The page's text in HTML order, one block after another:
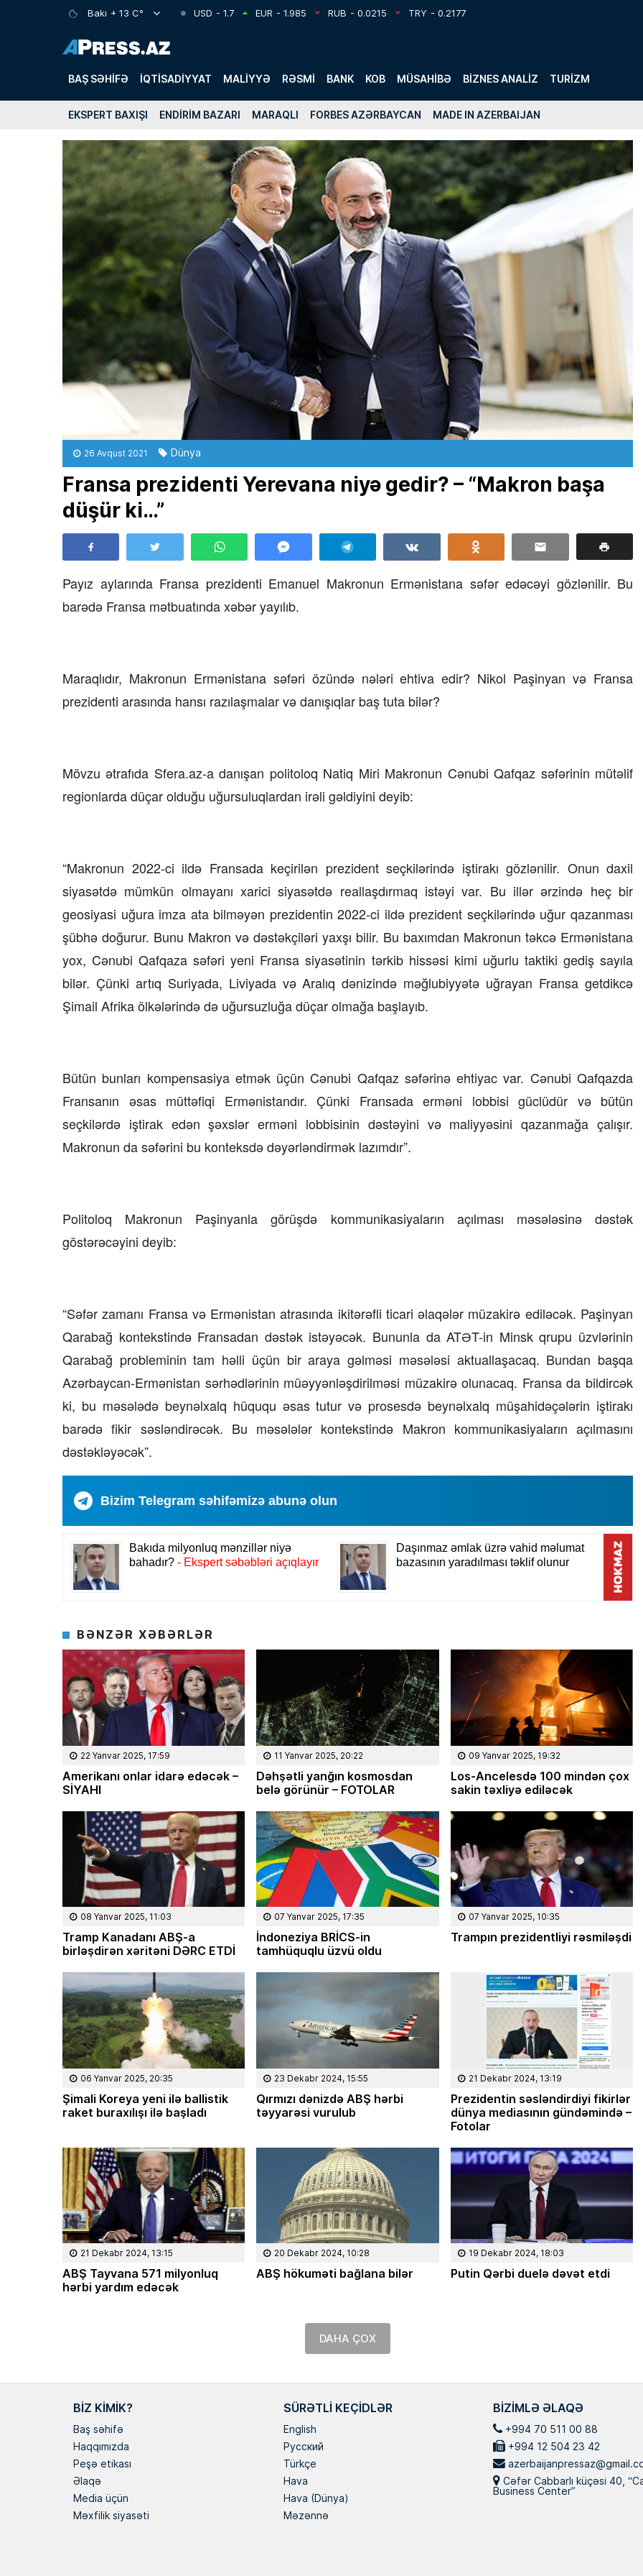
Bakı + 13 C° USD - 1.7 EUR - 1.985 RUB - 0.0215 TRY - 0.2177
BAŞ SƏHIFƏ İQTISADIYYAT MALIYYƏ RƏSMI BANK KOB MÜSAHIBƏ BIZNES ANALIZ TURIZM
EKSPERT BAXIŞI ENDIRIM BAZARI MARAQLI FORBES AZƏRBAYCAN MADE IN AZERBAIJAN
26 Avqust 2021 Dünya
Fransa prezidenti Yerevana niyə gedir? – “Makron başa
düşür ki…”
Payız aylarında Fransa prezidenti Emanuel Makronun Ermənistana səfər edəcəyi gözlənilir. Bu
barədə Fransa mətbuatında xəbər yayılıb.
Maraqlıdır, Makronun Ermənistana səfəri özündə nələri ehtiva edir? Nikol Paşinyan və Fransa
prezidenti arasında hansı razılaşmalar və danışıqlar baş tuta bilər?
Mövzu ətrafıda Sfera.az-a danışan politoloq Natiq Miri Makronun Cənubi Qafqaz səfərinin mütəlif
regionlarda düçar olduğu uğursuluqlardan irəli gəldiyini deyib:
“Makronun 2022-ci ildə Fransada keçirilən prezident seçkilərində iştirakı gözlənilir. Onun daxil
siyasətdə mümkün olmayanı xarici siyasətdə reallaşdırmaq istəyi var. Bu illər ərzində heç bir
geosiyasi uğura imza ata bilməyən prezidentin 2022-ci ildə prezident seçkilərində uğur qazanması
şübhə doğurur. Bunu Makron və dəstəkçiləri yaxşı bilir. Bu baxımdan Makronun təkcə Ermənistana
yox, Cənubi Qafqaza səfəri yeni Fransa siyasətinin tərkib hissəsi kimi uğurlu taktiki gediş sayıla
bilər. Çünki artıq Suriyada, Liviyada və Aralıq dənizində məğlubiyyətə uğrayan Fransa getdikcə
Şimail Afrika ölkələrində də uğursuzluğa düçar olmağa başlayıb.
Bütün bunları kompensasiya etmək üçün Cənubi Qafqaz səfərinə ehtiyac var. Cənubi Qafqazda
Fransanın əsas müttəfiqi Ermənistandır. Çünki Fransada erməni lobbisi güclüdür və bütün
seçkilərdə iştirak edən şəxslər erməni lobbisinin dəstəyini və maliyyəsini qazanmağa çalışır.
Makronun da səfərini bu konteksdə dəyərləndirmək lazımdır”.
Politoloq Makronun Paşinyanla görüşdə kommunikasiyaların açılması məsələsinə dəstək
göstərəcəyini deyib:
“Səfər zamanı Fransa və Ermənistan atrasında ikitərəfli ticari əlaqələr müzakirə ediləcək. Paşinyan
Qarabağ kontekstində Fransadan dəstək istəyəcək. Bununla da ATƏT-in Minsk qrupu üzvlərinin
Qarabağ probleminin tam həlli üçün bir araya gəlməsi məsələsi aktuallaşacaq. Bundan başqa
Azərbaycan-Ermənistan sərhədlərinin müəyyənləşdirilməsi müzakirə olunacaq. Fransa da bildircək
ki, bu məsələdə beynəlxalq hüququ əsas tutur və prosesdə beynəlxalq müşahidəçələrin iştirakı
barədə fikir səsləndirəcək. Bu məsələlər kontekstində Makron kommunikasiyaların açılmasını
dəstəkləyəcək”.
Bizim Telegram səhifəmizə abunə olun
BƏNZƏR XƏBƏRLƏR
22 Yanvar 2025, 17:59
Amerikanı onlar idarə edəcək –
SİYAHI
11 Yanvar 2025, 20:22
Dəhşətli yanğın kosmosdan
belə görünür – FOTOLAR
09 Yanvar 2025, 19:32
Los-Ancelesdə 100 mindən çox
sakin təxliyə ediləcək
08 Yanvar 2025, 11:03
Tramp Kanadanı ABŞ-a
birləşdirən xəritəni DƏRC ETDİ
07 Yanvar 2025, 17:35
İndoneziya BRİCS-in
tamhüquqlu üzvü oldu
07 Yanvar 2025, 10:35
Trampın prezidentliyi rəsmiləşdi
06 Yanvar 2025, 20:35
Şimali Koreya yeni ilə ballistik
raket buraxılışı ilə başladı
23 Dekabr 2024, 15:55
Qırmızı dənizdə ABŞ hərbi
təyyarəsi vurulub
21 Dekabr 2024, 13:19
Prezidentin səsləndirdiyi fikirlər
dünya mediasının gündəmində –
Fotolar
21 Dekabr 2024, 13:15
ABŞ Tayvana 571 milyonluq
hərbi yardım edəcək
20 Dekabr 2024, 10:28
ABŞ hökuməti bağlana bilər
19 Dekabr 2024, 18:03
Putin Qərbi duelə dəvət etdi
DAHA ÇOX
qarşısı necə
Müəssisələrin qiymətləndirilməsi
Bakıda milyonluq mənzillər niyə
08 Fevral 2024, 15:32
Sabir poeziyası –
Memarlıq və İnşaat
İqtisad elmləri doktorudur.
05 Fevral 2024, 16:59
Niyə İlham Əliyev və ya 20
ilin tamamında 20 səbəb… –
bilmədiyim taleyüklü məsələləri, planları,
Əliyev başa çatdıra biləcək. Mən […]
Mikayıl Mirzəzadə
24 İyun 2022, 17:14
Türkiyə iqtidarı və müxalifəti
seçkilərə qatılacaq, yoxsa…
Seçkilərə bir ildən çox vaxt qalmasına
baxmayaraq, Türkiyə cəmiyyətində
indidən müzakirələr […]
BIZ KIMIK?
Baş səhifə
Haqqımızda
Peşə etikası
Əlaqə
Media üçün
Məxfilik siyasəti
SÜRƏTLI KEÇIDLƏR
English
Русский
Türkçe
Hava
Hava (Dünya)
Məzənnə
BIZIMLƏ ƏLAQƏ
+994 70 511 00 88
+994 12 504 23 42
Cəfər Cabbarlı küçəsi 40,
Business Center”